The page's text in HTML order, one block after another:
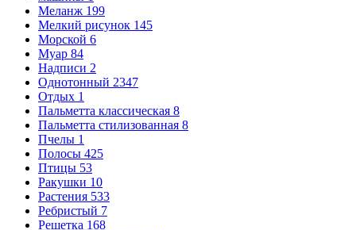
Меланж 199
Мелкий рисунок 145
Морской 6
Муар 84
Надписи 2
Однотонный 2347
Отдых 1
Пальметта классическая 8
Пальметта стилизованная 8
Пчелы 1
Полосы 425
Птицы 53
Ракушки 10
Растения 533
Ребристый 7
Решетка 168